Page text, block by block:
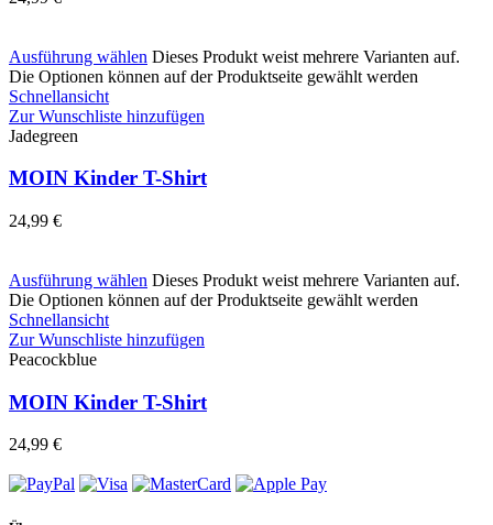
Ausführung wählen Dieses Produkt weist mehrere Varianten auf.
Die Optionen können auf der Produktseite gewählt werden
Schnellansicht
Zur Wunschliste hinzufügen
Jadegreen
MOIN Kinder T-Shirt
24,99 €
Ausführung wählen Dieses Produkt weist mehrere Varianten auf.
Die Optionen können auf der Produktseite gewählt werden
Schnellansicht
Zur Wunschliste hinzufügen
Peacockblue
MOIN Kinder T-Shirt
24,99 €